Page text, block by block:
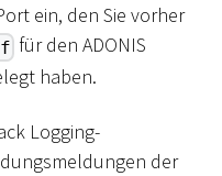
ein, den Sie vorher
für den ADONIS
haben.
Logging-
der